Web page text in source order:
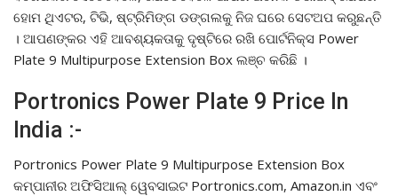
ହୋମ ଥିଏଟର, ଟିଭି, ଷ୍ଟ୍ରିମିଙ୍ଗ ଡଙ୍ଗଲକୁ ନିଜ ଘରେ ସେଟଅପ କରୁଛନ୍ତି
। ଆପଣଙ୍କର ଏହି ଆବଶ୍ୟକତାକୁ ଦୃଷ୍ଟିରେ ରଖି ପୋର୍ଟନିକ୍ସ Power
Plate 9 Multipurpose Extension Box ଲଞ୍ଚ କରିଛି ।
Portronics Power Plate 9 Price In
India :-
Portronics Power Plate 9 Multipurpose Extension Box
କମ୍ପାନୀର ଅଫିସିଆଲ୍ ୱେବସାଇଟ Portronics.com, Amazon.in ଏବଂ